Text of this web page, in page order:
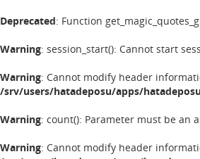
Deprecated: Function
Warning: session_start(): Cannot start
Warning: Cannot modify header
/srv/users/hatadeposu/apps/
Warning: count(): Parameter must be an
Warning: Cannot modify header